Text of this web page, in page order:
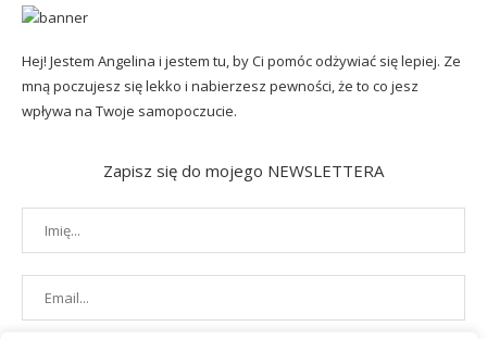
Hej! Jestem Angelina i jestem tu, by Ci pomóc odżywiać się lepiej. Ze
mną poczujesz się lekko i nabierzesz pewności, że to co jesz
wpływa na Twoje samopoczucie.
Zapisz się do mojego NEWSLETTERA